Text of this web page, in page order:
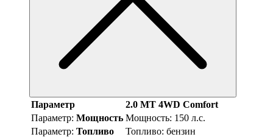
Параметр
2.0 MT 4WD Comfort
Параметр: Мощность Мощность: 150 л.с.
Параметр: Топливо Топливо: бензин